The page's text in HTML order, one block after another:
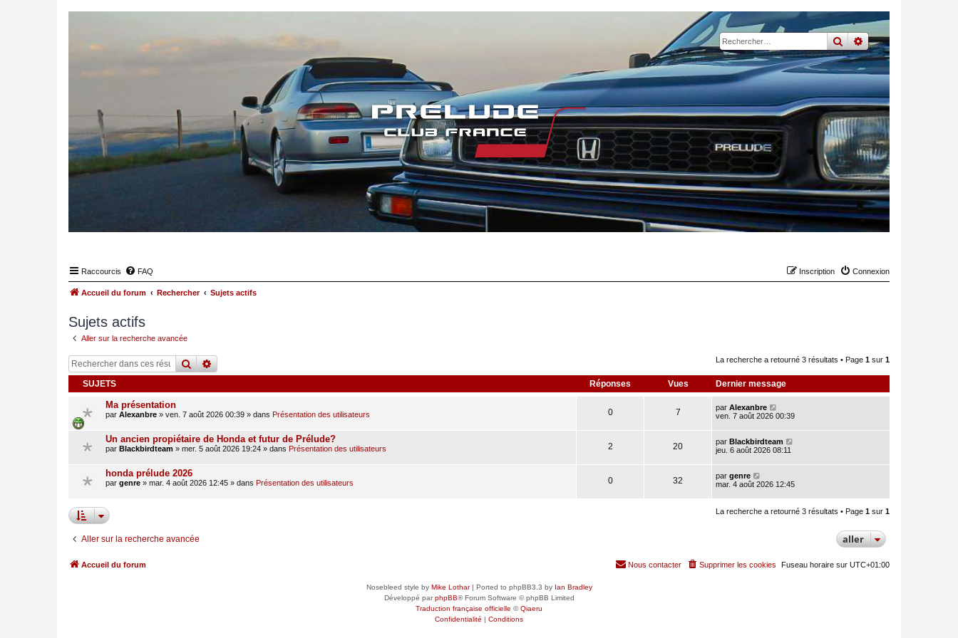
rechercher
recherche
Raccourcis FAQ Connexion
Inscription
Accueil du forum Rechercher Sujets actifs
Sujets actifs
Aller sur la recherche avancée
rechercher
recherche La recherche a retourné 3 résultats • Page 1 sur 1
SUJETS Réponses Vues Dernier message
Ma présentation
par Alexanbre » ven. 7 août 2026 00:39 » dans Présentation des utilisateurs 0 7 par Alexanbre
ven. 7 août 2026 00:39
Un ancien propiétaire de Honda et futur de Prélude?
par Blackbirdteam » mer. 5 août 2026 19:24 » dans Présentation des utilisateurs 2 20 par Blackbirdteam
jeu. 6 août 2026 08:11
honda prélude 2026
par genre » mar. 4 août 2026 12:45 » dans Présentation des utilisateurs 0 32 par genre
mar. 4 août 2026 12:45
La recherche a retourné 3 résultats • Page 1 sur 1
Aller sur la recherche avancée aller
Accueil du forum Fuseau horaire sur UTC+01:00
Supprimer les cookies
Nous contacter
Nosebleed style by Mike Lothar| Ported to phpBB3.3 by Ian Bradley
Développé parphpBB® Forum Software © phpBB Limited
Traduction française officielle ©Qiaeru
Confidentialité | Conditions